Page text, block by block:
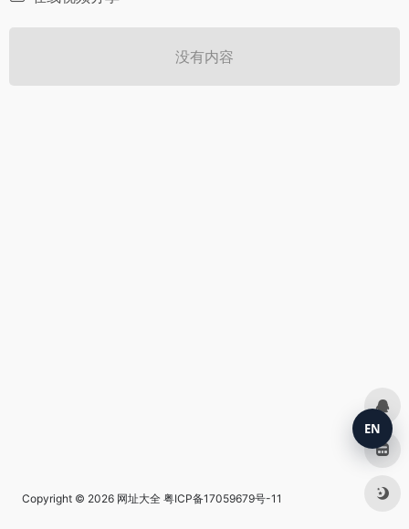
没有内容
Copyright © 2026 网址大全 粤ICP备17059679号-11
EN